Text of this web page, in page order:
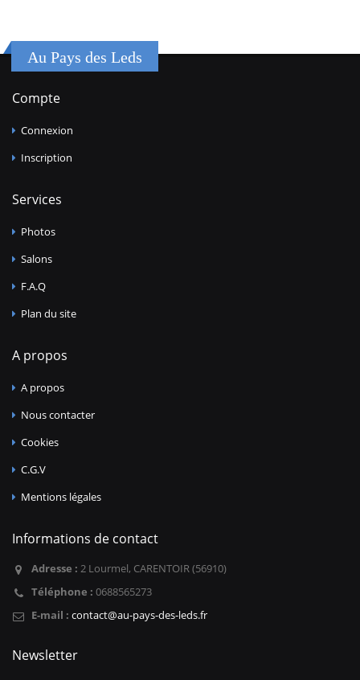
Au Pays des Leds
Compte
Connexion
Inscription
Services
Photos
Salons
F.A.Q
Plan du site
A propos
A propos
Nous contacter
Cookies
C.G.V
Mentions légales
Informations de contact
Adresse : 2 Lourmel, CARENTOIR (56910)
Téléphone : 0688565273
E-mail : contact@au-pays-des-leds.fr
Newsletter